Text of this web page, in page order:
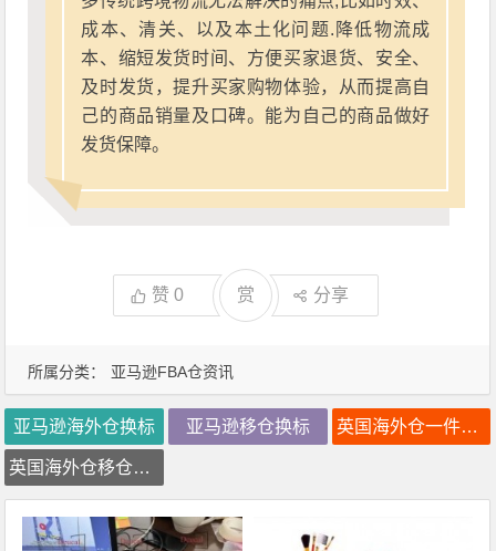
所属分类： 亚马逊FBA仓资讯
成本、清关、以及本土化问题.降低物流成
本、缩短发货时间、方便买家退货、安全、
及时发货，提升买家购物体验，从而提高自
己的商品销量及口碑。能为自己的商品做好
发货保障。
赞0 赏 分享
亚马逊海外仓换标 亚马逊移仓换标 英国海外仓一件代发
英国海外仓移仓换标